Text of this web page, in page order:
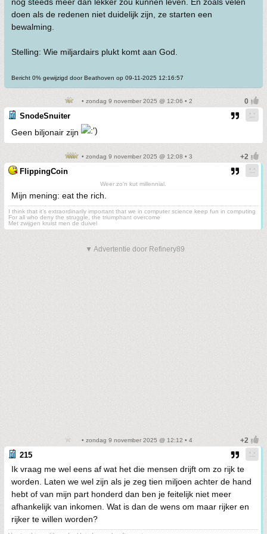
doen als de redenen niet duidelijk zijn, ze starten een
bewalming.
Stelling: Wie miljardairs plukt komt aan God.
Bericht 0% gewijzigd door Beathoven op 09-11-2025 12:16:57
• zondag 9 november 2025 @ 12:06 • 2
SnodeSnuiter
Geen biljonair zijn
• zondag 9 november 2025 @ 12:08 • 3
FlippingCoin
Weer zo'n kut millennial.
Mijn mening: eat the rich.
I think that it’s extraordinarily important that we in computer science keep fun in computing
For all who deny the struggle, the triumphant overcome
Met zwijgen kruist men de duivel
▼ Advertentie door Refinery89
• zondag 9 november 2025 @ 12:12 • 4
215
Ik vraag me wel eens af wat het die mensen drijft om zo rijk te
worden. Laten we wel zijn als je zeg tien miljoen achter de hand
hebt of van mijn part honderd dan ben je feitelijk niet meer
afhankelijk van inkomen. Wat is dan de wens om maar rijker en
rijker te willen worden?